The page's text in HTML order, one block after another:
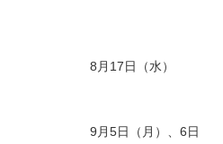
8月17日（水）
9月5日（月）、6日